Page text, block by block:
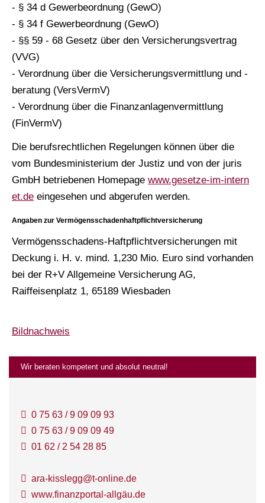
- § 34 d Gewerbeordnung (GewO)
- § 34 f Gewerbeordnung (GewO)
- §§ 59 - 68 Gesetz über den Versicherungsvertrag
(VVG)
- Verordnung über die Versicherungsvermittlung und -
beratung (VersVermV)
- Verordnung über die Finanzanlagenvermittlung
(FinVermV)
Die berufsrechtlichen Regelungen können über die
vom Bundesministerium der Justiz und von der juris
GmbH betriebenen Homepage www.gesetze-im-intern
et.de eingesehen und abgerufen werden.
Angaben zur Vermögensschadenhaftpflichtversicherung
Vermögensschadens-Haft­pflichtversicherungen mit
Deckung i. H. v. mind. 1,230 Mio. Euro sind vorhanden
bei der R+V Allgemeine Versicherung AG,
Raiffeisenplatz 1, 65189 Wiesbaden
Bildnachweis
Wir beraten kompetent und absolut neutral!
0 75 63 / 9 09 09 93
0 75 63 / 9 09 09 49
01 62 / 2 54 28 85
ara-kisslegg@t-online.de
www.finanzportal-allgäu.de